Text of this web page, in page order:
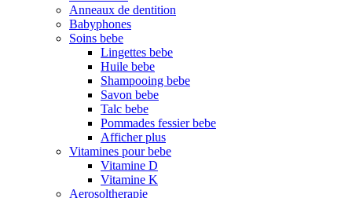
Anneaux de dentition
Babyphones
Soins bebe
Lingettes bebe
Huile bebe
Shampooing bebe
Savon bebe
Talc bebe
Pommades fessier bebe
Afficher plus
Vitamines pour bebe
Vitamine D
Vitamine K
Aerosoltherapie